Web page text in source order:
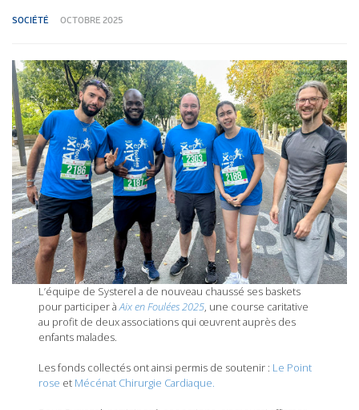
SOCIÉTÉ OCTOBRE 2025
L’équipe de Systerel a de nouveau chaussé ses baskets
pour participer àAix en Foulées 2025, une course caritative
au profit de deux associations qui œuvrent auprès des
enfants malades.
Les fonds collectés ont ainsi permis de soutenir : Le Point
rose et Mécénat Chirurgie Cardiaque.